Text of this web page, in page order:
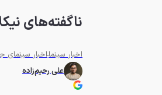
ناگفته‌های
اخبار سینمااخبار سینمای
علی رحیم‌زاده